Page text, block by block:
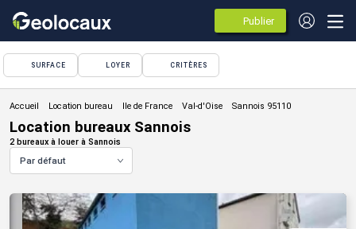
Publier
des
annonces
SURFACE LOYER CRITÈRES
Location bureau
Location bureaux Sannois
2 bureaux à louer à Sannois
Par défaut